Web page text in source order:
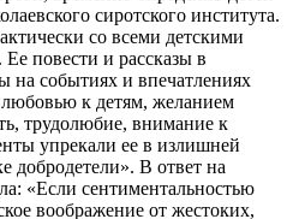
сиротского института.
со всеми детскими
повести и рассказы в
на событиях и впечатлениях
к детям, желанием
трудолюбие, внимание к
упрекали ее в излишней
добродетели». В ответ на
«Если сентиментальностью
воображение от жестоких,